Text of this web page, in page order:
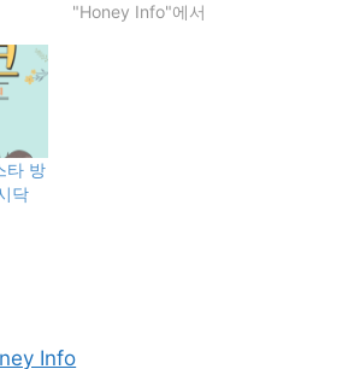
"Honey Info"에서
타 방
닥
Info